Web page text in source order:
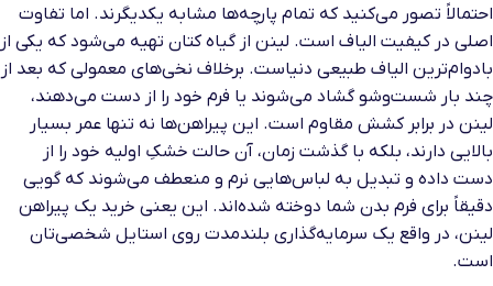
احتمالاً تصور می‌کنید که تمام پارچه‌ها مشابه یکدیگرند. اما تفاوت
اصلی در کیفیت الیاف است. لینن از گیاه کتان تهیه می‌شود که یکی از
بادوام‌ترین الیاف طبیعی دنیاست. برخلاف نخی‌های معمولی که بعد از
چند بار شست‌وشو گشاد می‌شوند یا فرم خود را از دست می‌دهند،
لینن در برابر کشش مقاوم است. این پیراهن‌ها نه تنها عمر بسیار
بالایی دارند، بلکه با گذشت زمان، آن حالت خشکِ اولیه خود را از
دست داده و تبدیل به لباس‌هایی نرم و منعطف می‌شوند که گویی
دقیقاً برای فرم بدن شما دوخته شده‌اند. این یعنی خرید یک پیراهن
لینن، در واقع یک سرمایه‌گذاری بلندمدت روی استایل شخصی‌تان
است.